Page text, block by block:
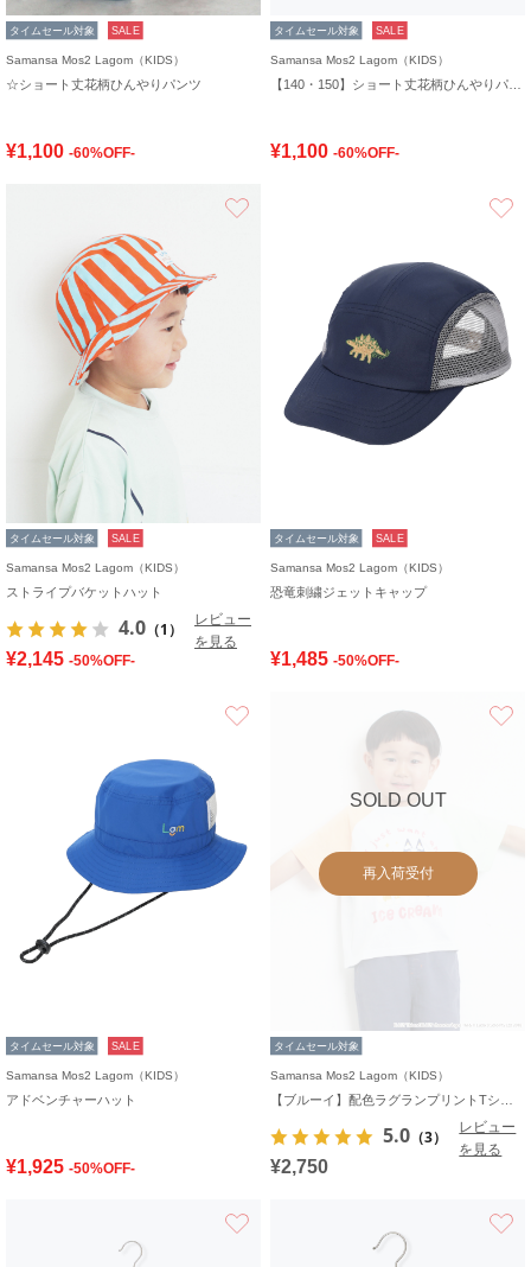
タイムセール対象 SALE
Samansa Mos2 Lagom（KIDS）
☆ショート丈花柄ひんやりパンツ
¥1,100 -60%OFF-
タイムセール対象 SALE
Samansa Mos2 Lagom（KIDS）
¥1,100 -60%OFF-
タイムセール対象 SALE
Samansa Mos2 Lagom（KIDS）
ストライプバケットハット
4.0 （1）
レビュー
を見る
¥2,145 -50%OFF-
タイムセール対象 SALE
Samansa Mos2 Lagom（KIDS）
恐竜刺繍ジェットキャップ
¥1,485 -50%OFF-
タイムセール対象 SALE
Samansa Mos2 Lagom（KIDS）
アドベンチャーハット
¥1,925 -50%OFF-
SOLD OUT
再入荷受付
タイムセール対象
Samansa Mos2 Lagom（KIDS）
5.0 （3）
レビュー
を見る
¥2,750